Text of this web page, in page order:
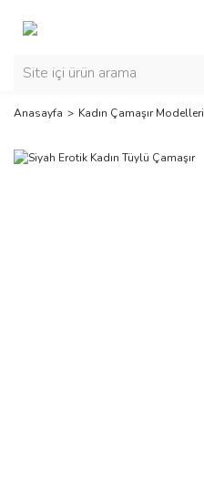
Anasayfa Kadın Çamaşır Modelleri